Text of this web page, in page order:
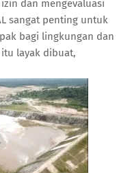
dan mengevaluasi
sangat penting untuk
bagi lingkungan dan
layak dibuat,